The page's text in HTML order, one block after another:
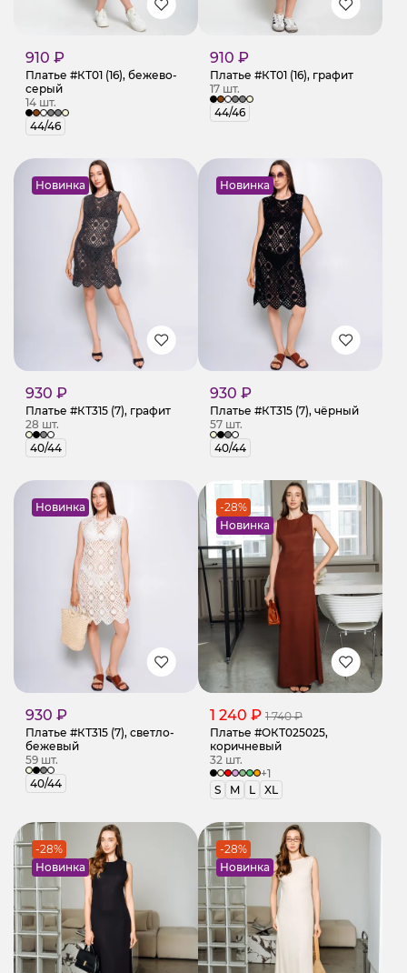
910 ₽
Платье #КТ01 (16), бежево-
серый
14 шт.
44/46
910 ₽
Платье #КТ01 (16), графит
17 шт.
44/46
Новинка
930 ₽
Платье #КТ315 (7), графит
28 шт.
40/44
Новинка
930 ₽
Платье #КТ315 (7), чёрный
57 шт.
40/44
Новинка
930 ₽
Платье #КТ315 (7), светло-
бежевый
59 шт.
40/44
-28%
Новинка
1 240 ₽ 1 740 ₽
Платье #ОКТ025025,
коричневый
32 шт.
+1
S
M L XL
-28%
Новинка
-28%
Новинка